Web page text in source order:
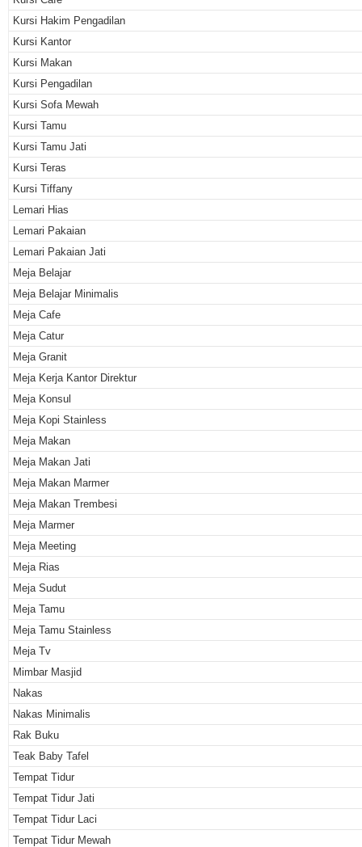
Kursi Hakim Pengadilan
Kursi Kantor
Kursi Makan
Kursi Pengadilan
Kursi Sofa Mewah
Kursi Tamu
Kursi Tamu Jati
Kursi Teras
Kursi Tiffany
Lemari Hias
Lemari Pakaian
Lemari Pakaian Jati
Meja Belajar
Meja Belajar Minimalis
Meja Cafe
Meja Catur
Meja Granit
Meja Kerja Kantor Direktur
Meja Konsul
Meja Kopi Stainless
Meja Makan
Meja Makan Jati
Meja Makan Marmer
Meja Makan Trembesi
Meja Marmer
Meja Meeting
Meja Rias
Meja Sudut
Meja Tamu
Meja Tamu Stainless
Meja Tv
Mimbar Masjid
Nakas
Nakas Minimalis
Rak Buku
Teak Baby Tafel
Tempat Tidur
Tempat Tidur Jati
Tempat Tidur Laci
Tempat Tidur Mewah